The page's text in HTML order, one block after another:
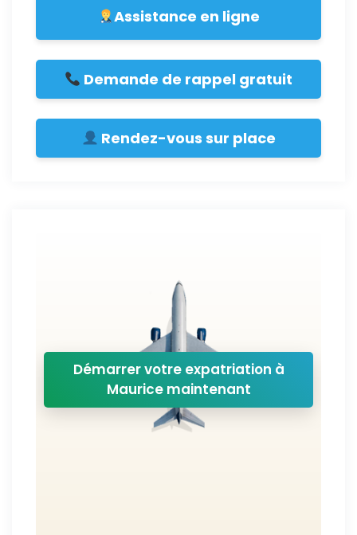
Assistance en ligne
Demande de rappel gratuit
Rendez-vous sur place
Démarrer votre expatriation à
Maurice maintenant